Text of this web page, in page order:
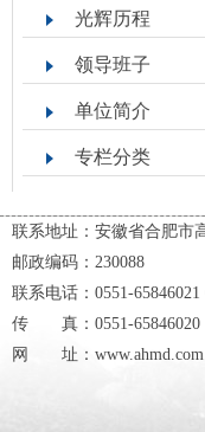
光辉历程
领导班子
单位简介
专栏分类
联系地址：安徽省合肥市
邮政编码：230088
联系电话：0551-65846021
传 真：0551-65846020
网 址：